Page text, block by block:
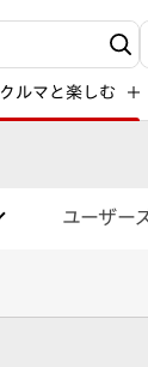
クルマと楽しむ
ユーザー